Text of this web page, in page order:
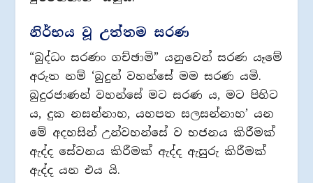
නිර්භය වූ උත්තම සරණ
“බුද්ධං සරණං ගච්ඡාමි” යනුවෙන් සරණ යෑමේ
අරුත නම් ‘බුදුන් වහන්සේ මම සරණ යමි.
බුදුරජාණන් වහන්සේ මට සරණ ය, මට පිහිට
ය, දුක නසන්නාහ, යහපත සලසන්නාහ’ යන
මේ අදහසින් උන්වහන්සේ ව භජනය කිරීමක්
ඇද්ද සේවනය කිරීමක් ඇද්ද ඇසුරු කිරීමක්
ඇද්ද යන එය යි.